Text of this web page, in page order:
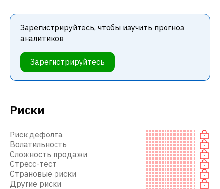
Риски
Риск дефолта
Волатильность
Сложность продажи
Стресс-тест
Страновые риски
Другие риски
Зарегистрируйтесь, чтобы изучить прогноз
аналитиков
Зарегистрируйтесь